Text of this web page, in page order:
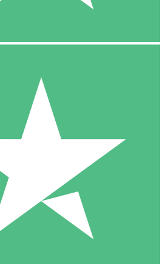
US$1500
10 Download
20